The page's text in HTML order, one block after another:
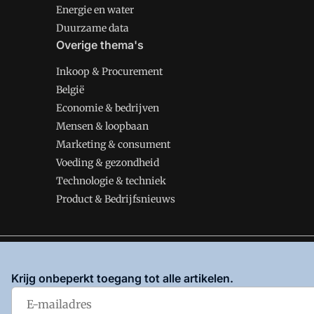
Energie en water
Duurzame data
Overige thema's
Inkoop & Procurement
België
Economie & bedrijven
Mensen & loopbaan
Marketing & consument
Voeding & gezondheid
Technologie & techniek
Product & Bedrijfsnieuws
enPrivacy en Cookie beleid |Privacy instellingen
Krijg onbeperkt toegang tot alle artikelen.